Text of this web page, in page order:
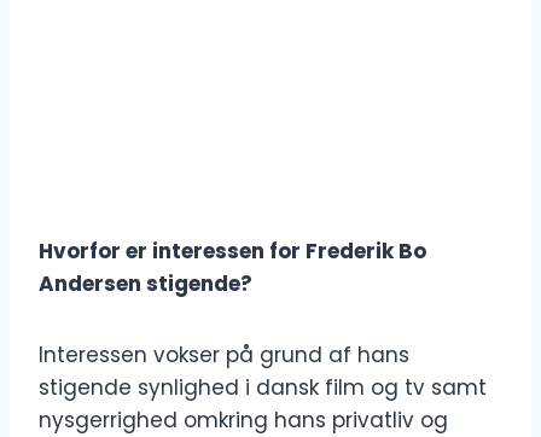
Hvorfor er interessen for Frederik Bo
Andersen stigende?
Interessen vokser på grund af hans
stigende synlighed i dansk film og tv samt
nysgerrighed omkring hans privatliv og